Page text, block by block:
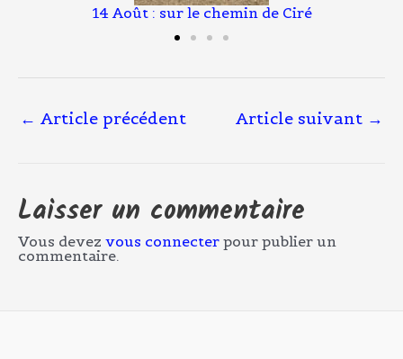
le chemin de Ciré 14 Août : le
← Article précédent Article suivant →
Laisser un commentaire
Vous devez vous connecter pour publier un
commentaire.